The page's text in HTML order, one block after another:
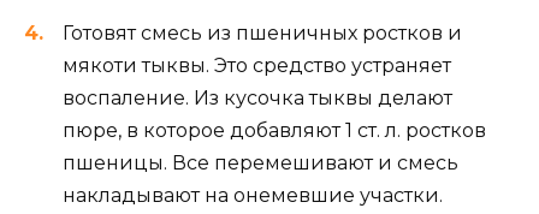
Готовят смесь из пшеничных ростков и
мякоти тыквы. Это средство устраняет
воспаление. Из кусочка тыквы делают
пюре, в которое добавляют 1 ст. л. ростков
пшеницы. Все перемешивают и смесь
накладывают на онемевшие участки.